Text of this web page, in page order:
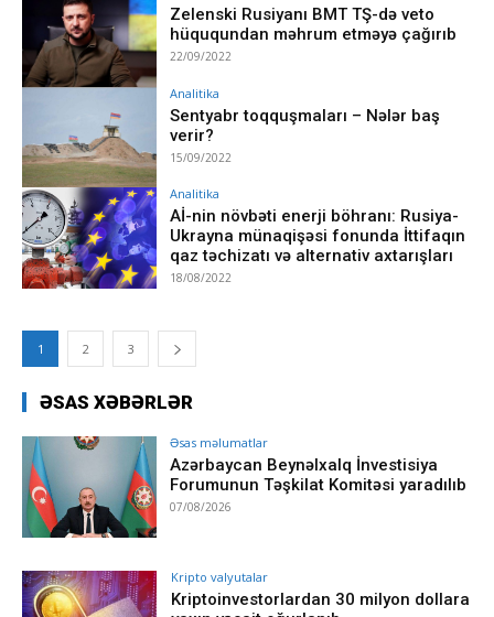
Zelenski Rusiyanı BMT TŞ-də veto
hüququndan məhrum etməyə çağırıb
22/09/2022
Analitika
Sentyabr toqquşmaları – Nələr baş
verir?
15/09/2022
Analitika
Aİ-nin növbəti enerji böhranı: Rusiya-
Ukrayna münaqişəsi fonunda İttifaqın
qaz təchizatı və alternativ axtarışları
18/08/2022
1 2 3
ƏSAS XƏBƏRLƏR
Əsas məlumatlar
Azərbaycan Beynəlxalq İnvestisiya
Forumunun Təşkilat Komitəsi yaradılıb
07/08/2026
Kripto valyutalar
Kriptoinvestorlardan 30 milyon dollara